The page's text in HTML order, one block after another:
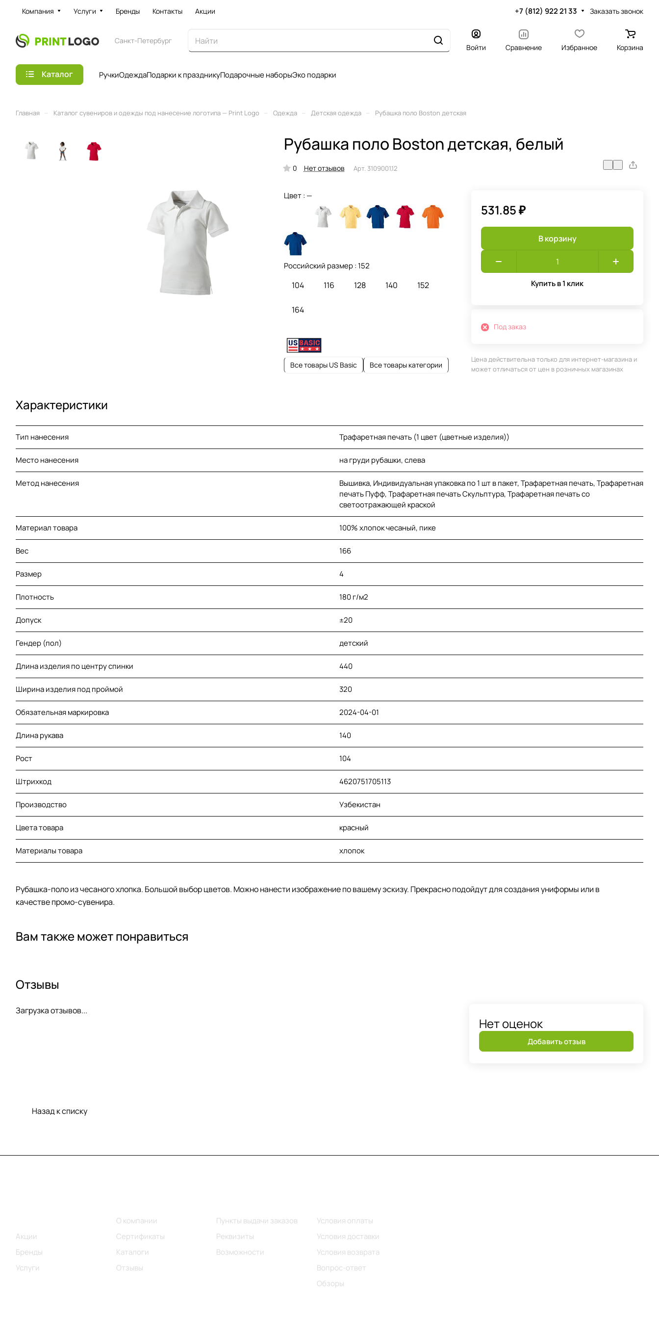
Компания Услуги Бренды Контакты Акции +7 (812) 922 21 33 Заказать звонок
Санкт-Петербург
Войти Сравнение Избранное Корзина
Каталог РучкиОдеждаПодарки к праздникуПодарочные наборыЭко подарки
Главная Каталог сувениров и одежды под нанесение логотипа — Print Logo Одежда Детская одежда Рубашка поло Boston детская
Рубашка поло Boston детская, белый
0 Нет отзывов Арт. 3109001.12
Цвет : —
Российский размер : 152
104 116 128 140 152
164
Все товары US Basic Все товары категории
531.85 ₽
В корзину
Купить в 1 клик
Под заказ
Цена действительна только для интернет-магазина и
может отличаться от цен в розничных магазинах
Характеристики
Тип нанесения Трафаретная печать (1 цвет (цветные изделия))
Место нанесения на груди рубашки, слева
Метод нанесения
Вышивка, Индивидуальная упаковка по 1 шт в пакет, Трафаретная печать, Трафаретная
печать Пуфф, Трафаретная печать Скульптура, Трафаретная печать со
светоотражающей краской
Материал товара 100% хлопок чесаный, пике
Вес 166
Размер 4
Плотность 180 г/м2
Допуск ±20
Гендер (пол) детский
Длина изделия по центру спинки 440
Ширина изделия под проймой 320
Обязательная маркировка 2024-04-01
Длина рукава 140
Рост 104
Штрихкод 4620751705113
Производство Узбекистан
Цвета товара красный
Материалы товара хлопок
Рубашка-поло из чесаного хлопка. Большой выбор цветов. Можно нанести изображение по вашему эскизу. Прекрасно подойдут для создания униформы или в
качестве промо-сувенира.
Вам также может понравиться
Отзывы
Загрузка отзывов...
Нет оценок
Добавить отзыв
Назад к списку
Акции
Бренды
Услуги
О компании
Сертификаты
Каталоги
Отзывы
Пункты выдачи заказов
Реквизиты
Возможности
Условия оплаты
Условия доставки
Условия возврата
Вопрос-ответ
Обзоры